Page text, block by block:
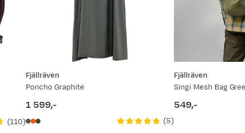
(110)
Fjällräven
Poncho Graphite
1 599,-
(5)
Fjällräven
Singi Mesh Bag
549,-